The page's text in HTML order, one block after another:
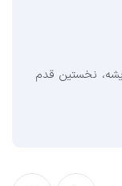
نخستین قدم